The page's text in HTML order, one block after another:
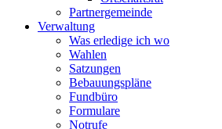
Partnergemeinde
Verwaltung
Was erledige ich wo
Wahlen
Satzungen
Bebauungspläne
Fundbüro
Formulare
Notrufe